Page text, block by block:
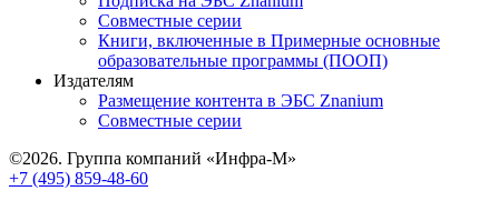
Совместные серии
Книги, включенные в Примерные основные
образовательные программы (ПООП)
Издателям
Размещение контента в ЭБС Znanium
Совместные серии
©2026. Группа компаний «Инфра-М»
+7 (495) 859-48-60